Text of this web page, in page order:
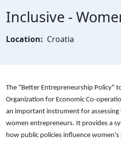
Inclusive -
Location: Croatia
The "Better Entrepreneurship Policy"
Organization for Economic Co-
an important instrument for
women entrepreneurs. It provides a
how public policies influence